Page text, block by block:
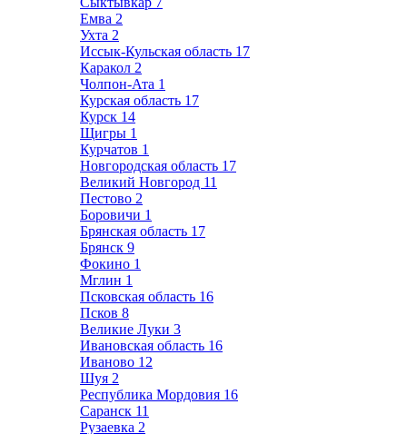
Емва 2
Ухта 2
Иссык-Кульская область 17
Каракол 2
Чолпон-Ата 1
Курская область 17
Курск 14
Щигры 1
Курчатов 1
Новгородская область 17
Великий Новгород 11
Пестово 2
Боровичи 1
Брянская область 17
Брянск 9
Фокино 1
Мглин 1
Псковская область 16
Псков 8
Великие Луки 3
Ивановская область 16
Иваново 12
Шуя 2
Республика Мордовия 16
Саранск 11
Рузаевка 2